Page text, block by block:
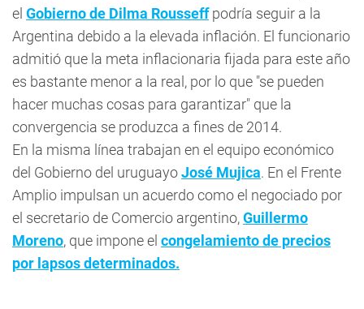
el Gobierno de Dilma Rousseffpodría seguir a la
Argentina debido a la elevada inflación. El funcionario
admitió que la meta inflacionaria fijada para este año
es bastante menor a la real, por lo que "se pueden
hacer muchas cosas para garantizar" que la
convergencia se produzca a fines de 2014.
En la misma línea trabajan en el equipo económico
del Gobierno del uruguayoJosé Mujica. En el Frente
Amplio impulsan un acuerdo como el negociado por
el secretario de Comercio argentino,Guillermo
Moreno, que impone el congelamiento de precios
por lapsos determinados.